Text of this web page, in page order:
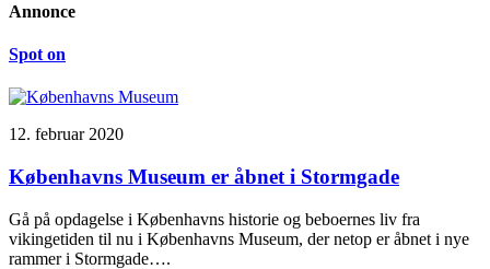
Annonce
Spot on
12. februar 2020
Københavns Museum er åbnet i Stormgade
Gå på opdagelse i Københavns historie og beboernes liv fra
vikingetiden til nu i Københavns Museum, der netop er åbnet i nye
rammer i Stormgade….